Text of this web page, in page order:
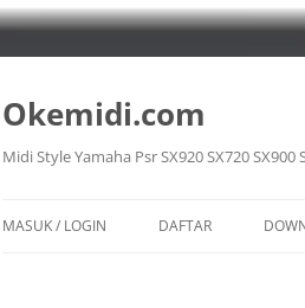
Langsung
Okemidi.com
Midi Style Yamaha Psr SX920 SX720 SX900
MASUK / LOGIN DAFTAR